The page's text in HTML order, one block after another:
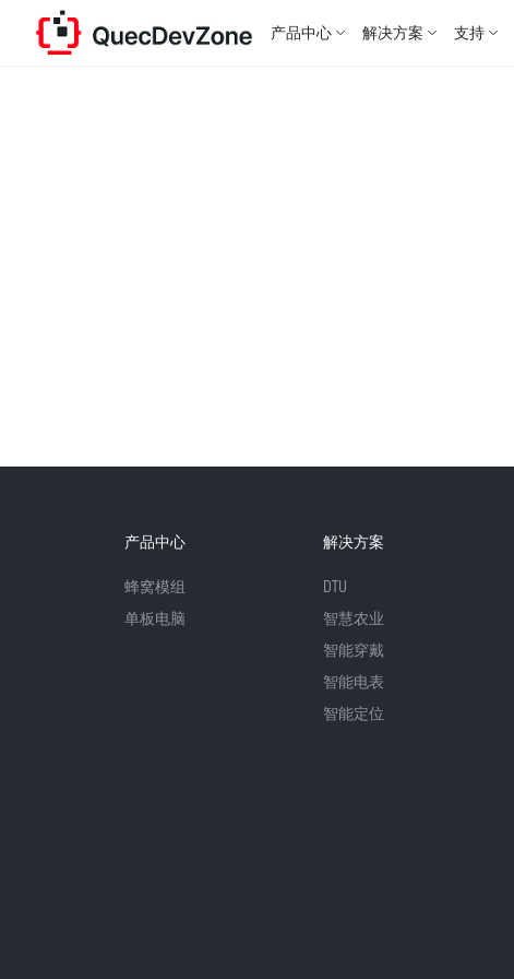
产品中心 解决方案 支持
产品中心
蜂窝模组
单板电脑
解决方案
DTU
智慧农业
智能穿戴
智能电表
智能定位